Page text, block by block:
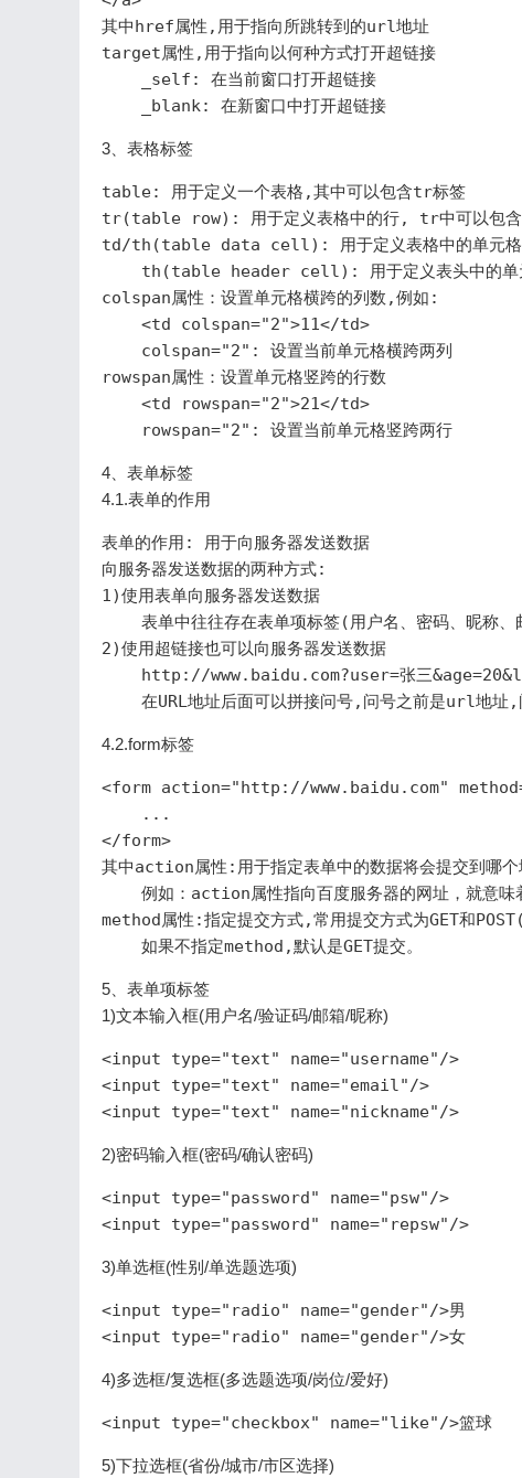
其中href属性,用于指向所跳转到的url地址
target属性,用于指向以何种方式打开超链接
    _self: 在当前窗口打开超链接
3、表格标签
table: 用于定义一个表格,其中可以包含tr标签
tr(table row): 用于定义表格中的行, tr中可以包
td/th(table data cell): 用于定义表格中的单元格
th(table header cell): 用于定义表头中的单元
colspan属性：设置单元格横跨的列数,例如:
    <td colspan="2">11</td>
    colspan="2": 设置当前单元格横跨两列
rowspan属性：设置单元格竖跨的行数
    <td rowspan="2">21</td>
4、表单标签
4.1.表单的作用
表单的作用: 用于向服务器发送数据
向服务器发送数据的两种方式:
1)使用表单向服务器发送数据
表单中往往存在表单项标签(用户名、密码、昵称
2)使用超链接也可以向服务器发送数据
http://www.baidu.com?user=张三
4.2.form标签
<form action="http://www.baidu.com"
    ...
</form>
其中action属性:用于指定表单中的数据将会提交到哪个
例如：action属性指向百度服务器的网址，就意味
method属性:指定提交方式,常用提交方式为GET和
5、表单项标签
1)文本输入框(用户名/验证码/邮箱/昵称)
<input type="text" name="username"/>
<input type="text" name="email"/>
<input type="text" name="nickname"/>
2)密码输入框(密码/确认密码)
<input type="password" name="psw"/>
3)单选框(性别/单选题选项)
<input type="radio" name="gender"/>男
<input type="radio" name="gender"/>女
4)多选框/复选框(多选题选项/岗位/爱好)
5)下拉选框(省份/城市/市区选择)